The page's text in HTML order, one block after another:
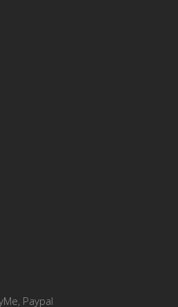
Paypal